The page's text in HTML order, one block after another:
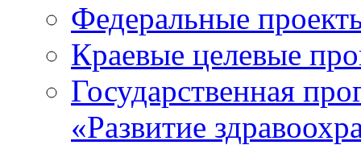
Федеральные
Краевые целевые
Государственная
«Развитие